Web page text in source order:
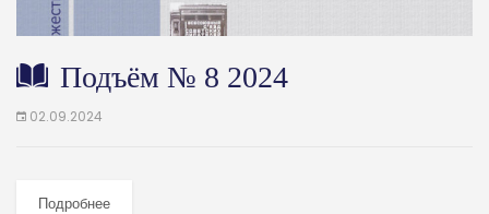
Подъём № 8 2024
02.09.2024
Подробнее